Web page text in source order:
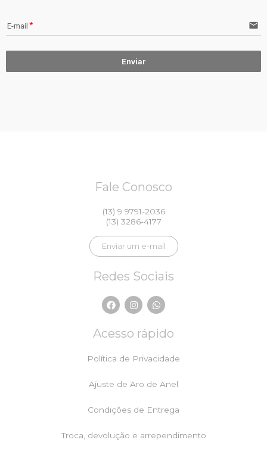
E-mail email
Enviar
Fale Conosco
(13) 9 9791-2036
(13) 3286-4177
Enviar um e-mail
Redes Sociais
F
a
b
k
I
n
a
a
W
h
t
s
p
p
Acesso rápido
Política de Privacidade
Ajuste de Aro de Anel
Condições de Entrega
Troca, devolução e arrependimento